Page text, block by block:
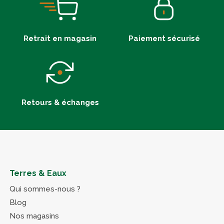
Retrait en magasin Paiement sécurisé
Retours & échanges
Terres & Eaux
Qui sommes-nous ?
Blog
Nos magasins